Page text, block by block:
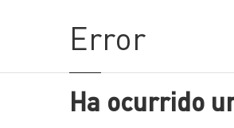
Error
Ha ocurrido